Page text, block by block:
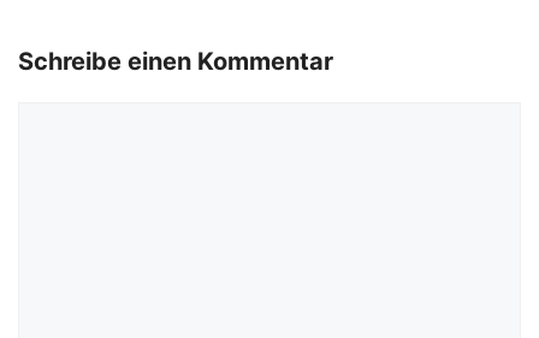
Schreibe einen Kommentar